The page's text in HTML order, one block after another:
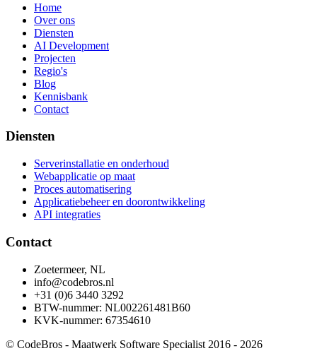
Home
Over ons
Diensten
AI Development
Projecten
Regio's
Blog
Kennisbank
Contact
Diensten
Serverinstallatie en onderhoud
Webapplicatie op maat
Proces automatisering
Applicatiebeheer en doorontwikkeling
API integraties
Contact
Zoetermeer, NL
info@codebros.nl
+31 (0)6 3440 3292
BTW-nummer: NL002261481B60
KVK-nummer: 67354610
© CodeBros - Maatwerk Software Specialist 2016 - 2026